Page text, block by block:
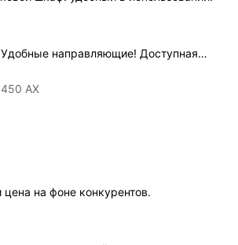
направляющие! Доступная…
AX
на фоне конкурентов.